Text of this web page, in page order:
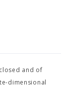
and of
dimensional